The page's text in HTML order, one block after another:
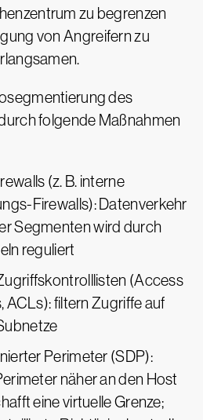
zu begrenzen
von Angreifern zu
des
folgende Maßnahmen
(z. B. interne
Firewalls): Datenverkehr
Segmenten wird durch
reguliert
(Access
ACLs): filtern Zugriffe auf
Perimeter (SDP):
näher an den Host
eine virtuelle Grenze;